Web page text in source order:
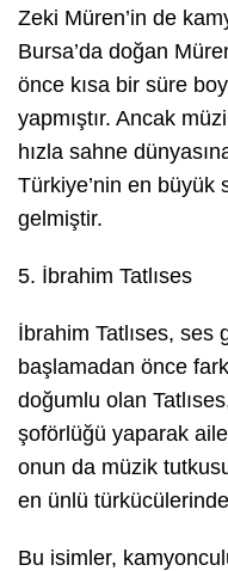
Zeki Müren’in de
Bursa’da doğan
önce kısa bir süre
yapmıştır. Ancak
hızla sahne
Türkiye’nin en büyük
gelmiştir.
5. İbrahim Tatlıses
İbrahim Tatlıses, ses
başlamadan önce
doğumlu olan
şoförlüğü yaparak
onun da müzik
en ünlü
Bu isimler,